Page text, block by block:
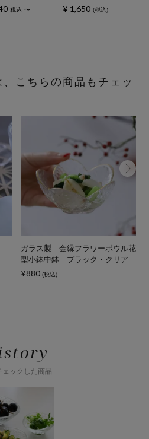
税込 〜 ¥ 1,650 税込
こちらの商品もチェッ
ガラス製 金縁フラワーボウル花
型小鉢中鉢 ブラック・クリア
¥880 (税込)
ェックした商品